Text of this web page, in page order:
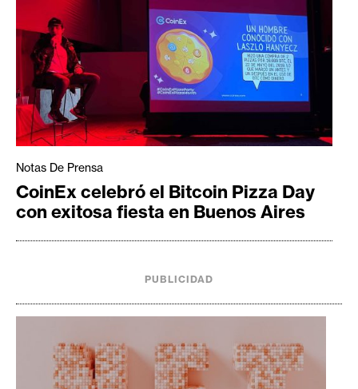
Notas De Prensa
CoinEx celebró el Bitcoin Pizza Day
con exitosa fiesta en Buenos Aires
PUBLICIDAD